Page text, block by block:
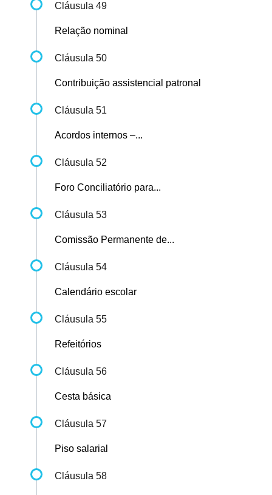
Cláusula 49
Relação nominal
Cláusula 50
Contribuição assistencial patronal
Cláusula 51
Acordos internos –...
Cláusula 52
Foro Conciliatório para...
Cláusula 53
Comissão Permanente de...
Cláusula 54
Calendário escolar
Cláusula 55
Refeitórios
Cláusula 56
Cesta básica
Cláusula 57
Piso salarial
Cláusula 58